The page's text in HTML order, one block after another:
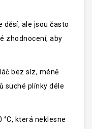
děsí, ale jsou často
zhodnocení, aby
bez slz, méně
suché plínky déle
°C, která neklesne